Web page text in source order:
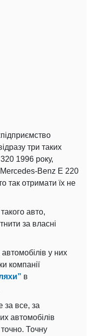
три таких
1996 року,
Benz Е 220
так отримати їх не
авто,
за власні
у них
компанії
в
за все, за
автомобілів
Точну